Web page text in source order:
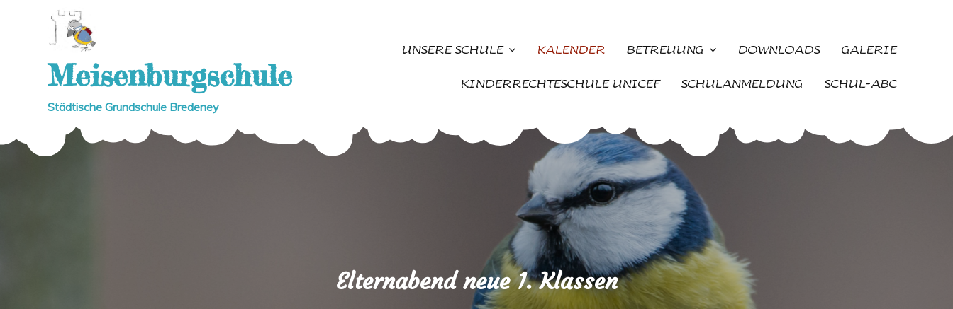
Meisenburgschule
Städtische Grundschule Bredeney
UNSERE SCHULE KALENDER BETREUUNG DOWNLOADS GALERIE
KINDERRECHTESCHULE UNICEF SCHULANMELDUNG SCHUL-ABC
Elternabend neue 1. Klassen